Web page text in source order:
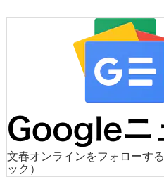
文春オンラインをフォローする
ック）